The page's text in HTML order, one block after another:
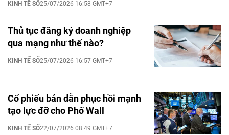
KINH TẾ SỐ25/07/2026 16:58 GMT+7
Thủ tục đăng ký doanh nghiệp
qua mạng như thế nào?
KINH TẾ SỐ25/07/2026 16:57 GMT+7
Cổ phiếu bán dẫn phục hồi mạnh
tạo lực đỡ cho Phố Wall
KINH TẾ SỐ22/07/2026 08:49 GMT+7